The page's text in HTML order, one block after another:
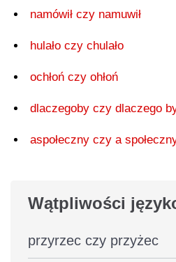
namówił czy namuwił
hulało czy chulało
ochłoń czy ohłoń
dlaczegoby czy dlaczego
aspołeczny czy a
Wątpliwości
przyrzec czy przyżec